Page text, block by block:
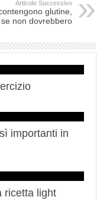
Articolo Successivo
glutine,
non dovrebbero
importanti in
ricetta light